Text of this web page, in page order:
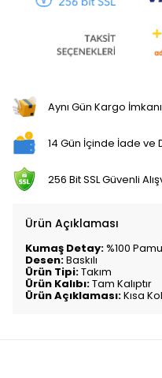
Aynı Gün Kargo İmkanı
14 Gün İçinde İade ve
256 Bit SSL Güvenli
Ürün Açıklaması
Kumaş Detay:%100
Desen:Baskılı
Ürün Tipi:Takım
Ürün Kalıbı:Tam Kalıptır
Ürün Açıklaması:Kısa